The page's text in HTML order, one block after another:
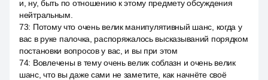
и, ну, быть по отношению к этому предмету обсуждения
нейтральным.
73: Потому что очень велик манипулятивный шанс, когда у
вас в руке палочка, распоряжалось высказываний порядком
постановки вопросов у вас, и вы при этом
74: Вовлечены в тему очень велик соблазн и очень велик
шанс, что вы даже сами не заметите, как начнёте своё